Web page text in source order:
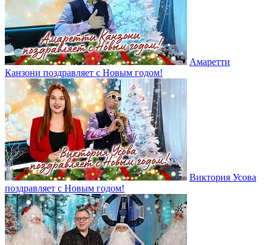
Амаретти
Канзони поздравляет с Новым годом!
Виктория Усова
поздравляет с Новым годом!